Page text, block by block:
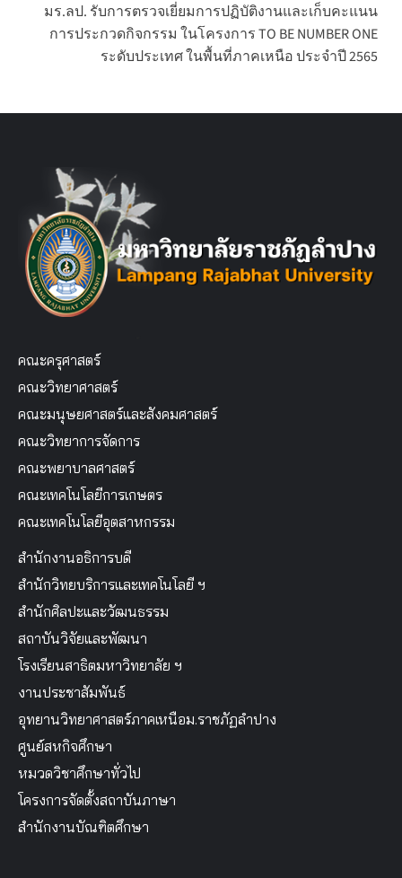
มร.ลป. รับการตรวจเยี่ยมการปฏิบัติงานและเก็บคะแนน
การประกวดกิจกรรม ในโครงการ TO BE NUMBER ONE
ระดับประเทศ ในพื้นที่ภาคเหนือ ประจำปี 2565
คณะครุศาสตร์
คณะวิทยาศาสตร์
คณะมนุษยศาสตร์และสังคมศาสตร์
คณะวิทยาการจัดการ
คณะพยาบาลศาสตร์
คณะเทคโนโลยีการเกษตร
คณะเทคโนโลยีอุตสาหกรรม
สำนักงานอธิการบดี
สำนักวิทยบริการและเทคโนโลยี ฯ
สำนักศิลปะและวัฒนธรรม
สถาบันวิจัยและพัฒนา
โรงเรียนสาธิตมหาวิทยาลัย ฯ
งานประชาสัมพันธ์
อุทยานวิทยาศาสตร์ภาคเหนือม.ราชภัฏลำปาง
ศูนย์สหกิจศึกษา
หมวดวิชาศึกษาทั่วไป
โครงการจัดตั้งสถาบันภาษา
สำนักงานบัณฑิตศึกษา